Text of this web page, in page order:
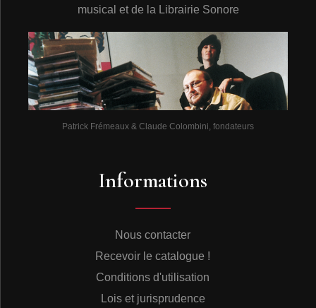
musical et de la Librairie Sonore
Patrick Frémeaux & Claude Colombini, fondateurs
Informations
Nous contacter
Recevoir le catalogue !
Conditions d'utilisation
Lois et jurisprudence